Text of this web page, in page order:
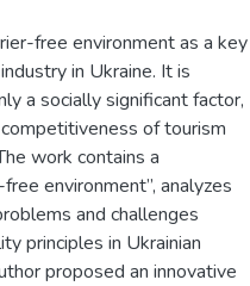
free environment as a key
in Ukraine. It is
a socially significant factor,
of tourism
work contains a
environment”, analyzes
and challenges
principles in Ukrainian
proposed an innovative